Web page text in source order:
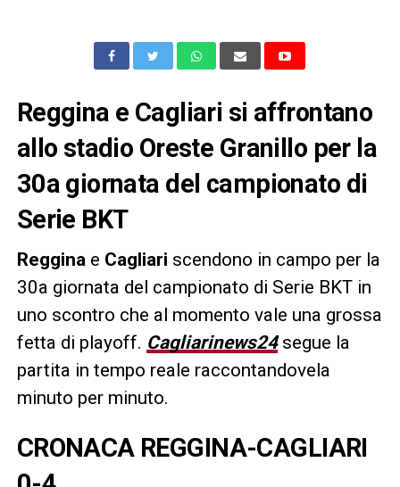
Reggina e Cagliari si affrontano
allo stadio Oreste Granillo per la
30a giornata del campionato di
Serie BKT
Regginae Cagliari scendono in campo per la
30a giornata del campionato di Serie BKT in
uno scontro che al momento vale una grossa
fetta di playoff. Cagliarinews24segue la
partita in tempo reale raccontandovela
minuto per minuto.
CRONACA REGGINA-CAGLIARI